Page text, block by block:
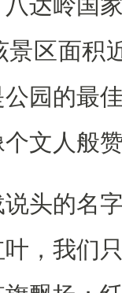
区面积
园的最
文人般
的名字
，我们